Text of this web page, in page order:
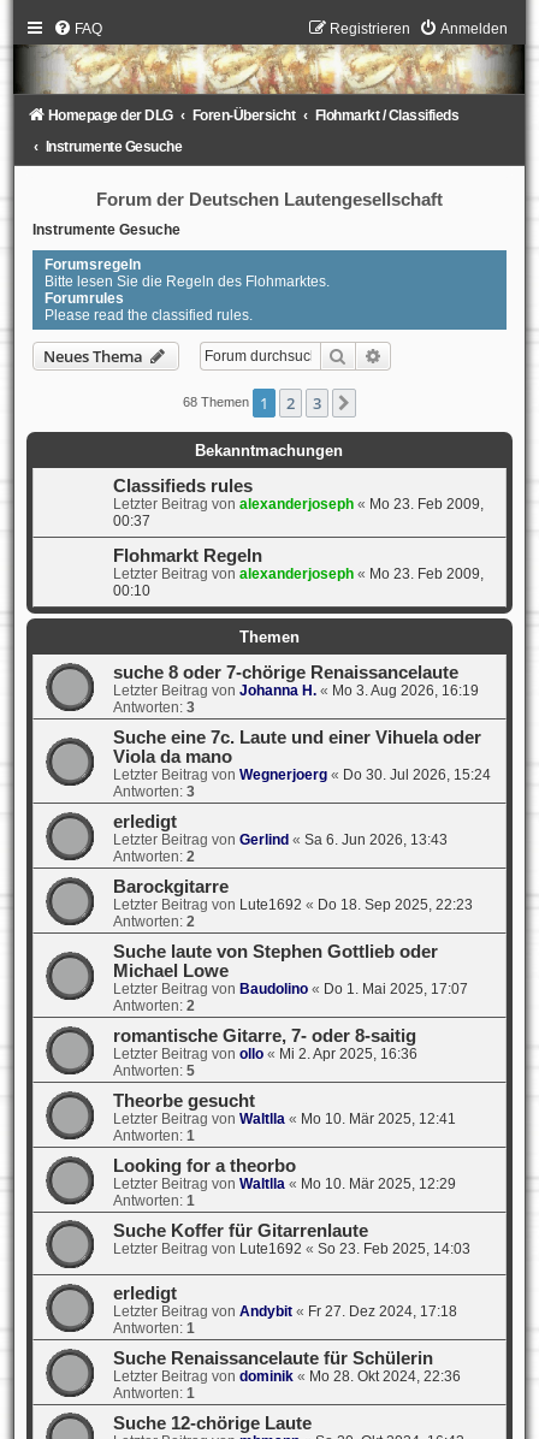
FAQ Anmelden
Registrieren
Homepage der DLG Foren-Übersicht
Flohmarkt / Classifieds
Instrumente Gesuche
Forum der Deutschen Lautengesellschaft
Instrumente Gesuche
Forumsregeln
Bitte lesen Sie die Regeln des Flohmarktes.
Forumrules
Please read the classified rules.
Neues Thema Suche
68 Themen 1 2 3
Bekanntmachungen
Classifieds rules
Letzter Beitrag von alexanderjoseph« Mo 23. Feb 2009,
00:37
Flohmarkt Regeln
Letzter Beitrag von alexanderjoseph« Mo 23. Feb 2009,
00:10
Themen
suche 8 oder 7-chörige Renaissancelaute
Letzter Beitrag von Johanna H.« Mo 3. Aug 2026, 16:19
Antworten: 3
Suche eine 7c. Laute und einer Vihuela oder
Viola da mano
Letzter Beitrag von Wegnerjoerg« Do 30. Jul 2026, 15:24
Antworten: 3
erledigt
Letzter Beitrag von Gerlind « Sa 6. Jun 2026, 13:43
Antworten: 2
Barockgitarre
Letzter Beitrag von Lute1692 « Do 18. Sep 2025, 22:23
Antworten: 2
Suche laute von Stephen Gottlieb oder
Michael Lowe
Letzter Beitrag von Baudolino« Do 1. Mai 2025, 17:07
Antworten: 2
romantische Gitarre, 7- oder 8-saitig
Letzter Beitrag von ollo« Mi 2. Apr 2025, 16:36
Antworten: 5
Theorbe gesucht
Letzter Beitrag von Waltlla« Mo 10. Mär 2025, 12:41
Antworten: 1
Looking for a theorbo
Letzter Beitrag von Waltlla« Mo 10. Mär 2025, 12:29
Antworten: 1
Suche Koffer für Gitarrenlaute
Letzter Beitrag von Lute1692 « So 23. Feb 2025, 14:03
erledigt
Letzter Beitrag von Andybit« Fr 27. Dez 2024, 17:18
Antworten: 1
Suche Renaissancelaute für Schülerin
Letzter Beitrag von dominik« Mo 28. Okt 2024, 22:36
Antworten: 1
Suche 12-chörige Laute